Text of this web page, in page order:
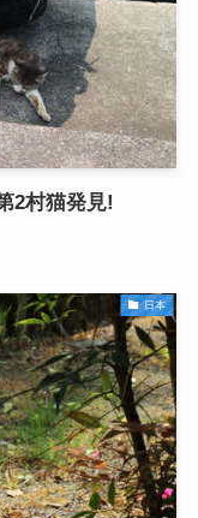
2村猫発見!
日本